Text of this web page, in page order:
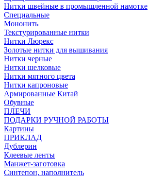
Нитки швейные в промышленной намотке
Специальные
Мононить
Текстурированные нитки
Нитки Люрекс
Золотые нитки для вышивания
Нитки черные
Нитки шелковые
Нитки мятного цвета
Нитки капроновые
Армированные Китай
Обувные
ПЛЕЧИ
ПОДАРКИ РУЧНОЙ РАБОТЫ
Картины
ПРИКЛАД
Дублерин
Клеевые ленты
Манжет-заготовка
Синтепон, наполнитель